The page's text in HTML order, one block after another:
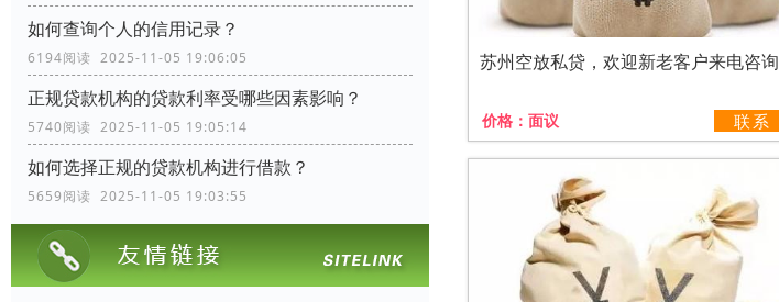
如何查询个人的信用记录？
6194阅读 2025-11-05 19:06:05
正规贷款机构的贷款利率受哪些因素影响？
5740阅读 2025-11-05 19:05:14
如何选择正规的贷款机构进行借款？
5659阅读 2025-11-05 19:03:55
苏州空放私贷，欢迎新老客户来电咨询
价格： 面议 联系